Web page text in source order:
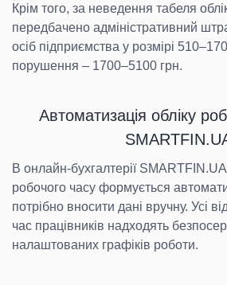
Крім того, за неведення табеля
передбачено адміністративний
осіб підприємства у розмірі
порушення – 1700–5100 грн.
Автоматизація обліку
В онлайн-бухгалтерії SMARTFIN.UA
робочого часу формується
потрібно вносити дані вручну. Усі
час працівників надходять
налаштованих графіків роботи.